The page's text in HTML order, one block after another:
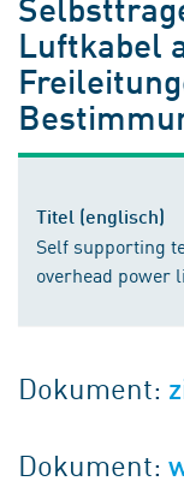
Luftkabel
Titel (englisch)
Self supporting
overhead power
Dokument:
Dokument: